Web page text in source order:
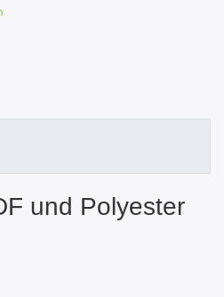
und Polyester